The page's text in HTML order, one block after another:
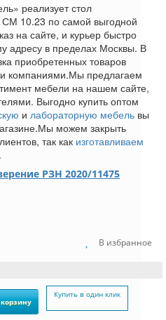
реализует стол
СМ 10.23 по самой выгодной
на сайте, и курьер быстро
адресу в пределах Москвы. В
приобретенных товаров
компаниями.Мы предлагаем
мебели на нашем сайте,
Выгодно купить оптом
и лабораторную мебель вы
можем закрыть
так как изготавливаем
.
РЗН 2020/11475
В избранное
Купить в один клик